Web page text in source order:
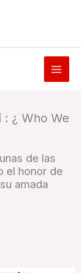
¿ Who We
de las
el honor de
amada